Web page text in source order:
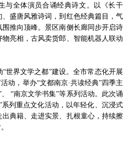
与全体演员合诵经典诗文。以《长干
盛唐风雅诗词，到红色经典篇目，气
推向顶峰。景区南侧长廊同步开启诗
亮相，古风卖货郎、智能机器人联动
世界文学之都”建设。全市常态化开展
动，举办“文都南京·共读经典”四季主
“南京文学书集”等系列活动。此次诵
列重点文化活动，以年轻化、沉浸式
典籍、走进实景、扎根童心，持续擦